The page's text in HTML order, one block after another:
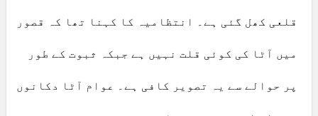
قلعی کھل گئی ہے۔ انتظامیہ کا کہنا تھا کہ قصور
میں آٹا کی کوئی قلت نہیں ہے جبکہ ثبوت کے طور
پر حوالے سے یہ تصویر کافی ہے۔ عوام آٹا دکانوں